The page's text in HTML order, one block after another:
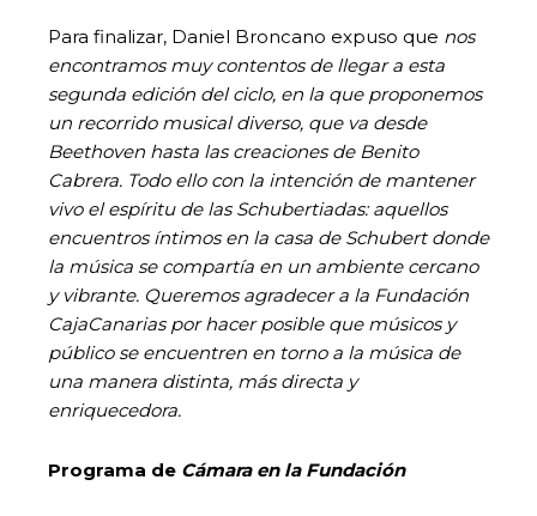
Para finalizar, Daniel Broncano expuso que nos
encontramos muy contentos de llegar a esta
segunda edición del ciclo, en la que proponemos
un recorrido musical diverso, que va desde
Beethoven hasta las creaciones de Benito
Cabrera. Todo ello con la intención de mantener
vivo el espíritu de las Schubertiadas: aquellos
encuentros íntimos en la casa de Schubert donde
la música se compartía en un ambiente cercano
y vibrante. Queremos agradecer a la Fundación
CajaCanarias por hacer posible que músicos y
público se encuentren en torno a la música de
una manera distinta, más directa y
enriquecedora.
Programa de Cámara en la Fundación